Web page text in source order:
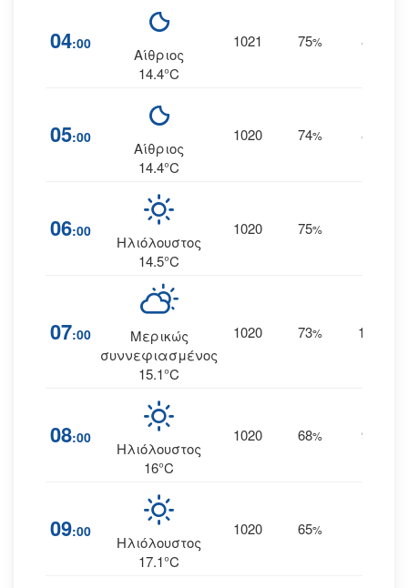
04:00
Αίθριος
14.4°C
1021 75% 8
05:00
Αίθριος
14.4°C
1020 74% 8
06:00
Ηλιόλουστος
14.5°C
1020 75%
07:00
Μερικώς
συννεφιασμένος
15.1°C
1020 73% 11
08:00
Ηλιόλουστος
16°C
1020 68% 9
09:00
Ηλιόλουστος
17.1°C
1020 65%